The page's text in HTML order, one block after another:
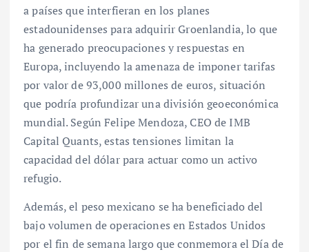
a países que interfieran en los planes
estadounidenses para adquirir Groenlandia, lo que
ha generado preocupaciones y respuestas en
Europa, incluyendo la amenaza de imponer tarifas
por valor de 93,000 millones de euros, situación
que podría profundizar una división geoeconómica
mundial. Según Felipe Mendoza, CEO de IMB
Capital Quants, estas tensiones limitan la
capacidad del dólar para actuar como un activo
refugio.
Además, el peso mexicano se ha beneficiado del
bajo volumen de operaciones en Estados Unidos
por el fin de semana largo que conmemora el Día de